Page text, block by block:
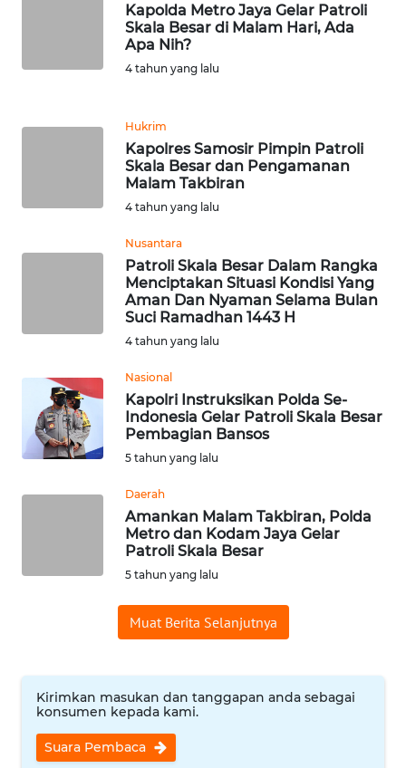
Kapolda Metro Jaya Gelar Patroli
Skala Besar di Malam Hari, Ada
Apa Nih?
4 tahun yang lalu
Hukrim
Kapolres Samosir Pimpin Patroli
Skala Besar dan Pengamanan
Malam Takbiran
4 tahun yang lalu
Nusantara
Patroli Skala Besar Dalam Rangka
Menciptakan Situasi Kondisi Yang
Aman Dan Nyaman Selama Bulan
Suci Ramadhan 1443 H
4 tahun yang lalu
Nasional
Kapolri Instruksikan Polda Se-
Indonesia Gelar Patroli Skala Besar
Pembagian Bansos
5 tahun yang lalu
Daerah
Amankan Malam Takbiran, Polda
Metro dan Kodam Jaya Gelar
Patroli Skala Besar
5 tahun yang lalu
Muat Berita Selanjutnya
Kirimkan masukan dan tanggapan anda sebagai
konsumen kepada kami.
Suara Pembaca
KEPRI
WN
WN
JAMBI
SULTRA
WN
SULBAR
WN
BABEL